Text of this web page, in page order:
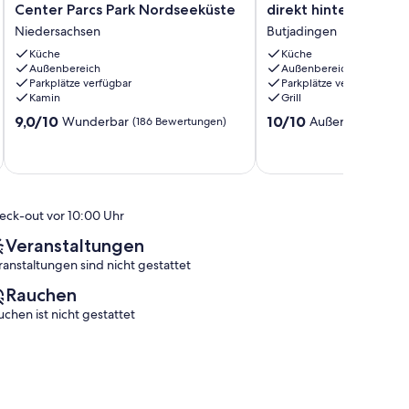
in
Anlage
Center
Parcs
Park
Nordseeküste
Niedersachsen
Center Parcs Park Nordseeküste
Niedersachsen
Küche
Außenbereich
Parkplätze verfügbar
Kamin
9.0
9,0/10 Wunderbar (186 Bewertungen)
für
4
Gäste
direkt
hinter
dem
Deich
direkt hinter dem
Butjadingen
Küche
Außenbereich
Parkplätze verfügbar
Grill
10.0
10/10
out vor 10:00 Uhr
Veranstaltungen
sind nicht gestattet
Rauchen
ist nicht gestattet